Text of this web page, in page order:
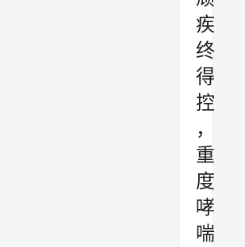
疾
终
得
控
，
重
度
哮
喘